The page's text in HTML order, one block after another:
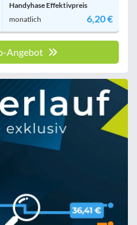
Handyhase Effektivpreis
monatlich
6,20 €
Angebot